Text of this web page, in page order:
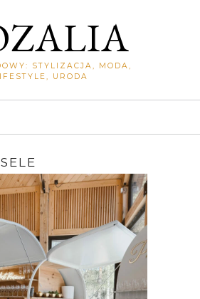
STYLIZACJA, MODA,
URODA